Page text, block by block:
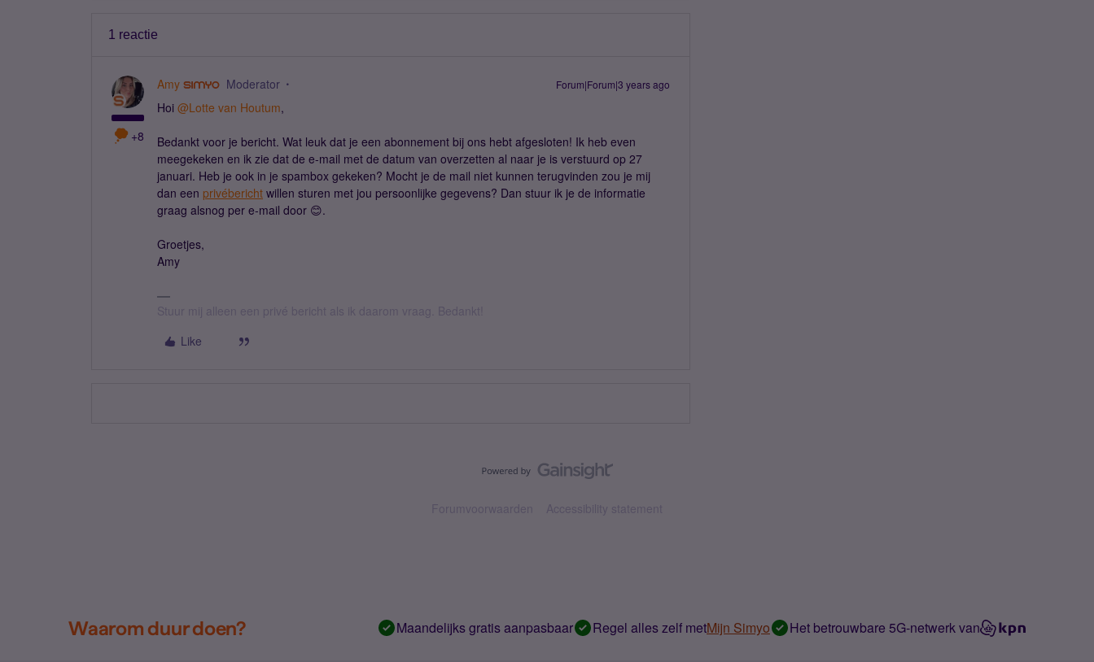
1 reactie
+8
Amy Moderator Forum|Forum|3 years ago
Hoi @Lotte van Houtum,
Bedankt voor je bericht. Wat leuk dat je een abonnement bij ons hebt afgesloten! Ik heb even
meegekeken en ik zie dat de e-mail met de datum van overzetten al naar je is verstuurd op 27
januari. Heb je ook in je spambox gekeken? Mocht je de mail niet kunnen terugvinden zou je mij
dan een privébericht willen sturen met jou persoonlijke gegevens? Dan stuur ik je de informatie
graag alsnog per e-mail door 😊.
Groetjes,
Amy
Stuur mij alleen een privé bericht als ik daarom vraag. Bedankt!
Like
Forumvoorwaarden Accessibility statement
Waarom duur doen? Maandelijks gratis aanpasbaar Regel alles zelf metMijn Simyo Het betrouwbare 5G-netwerk van